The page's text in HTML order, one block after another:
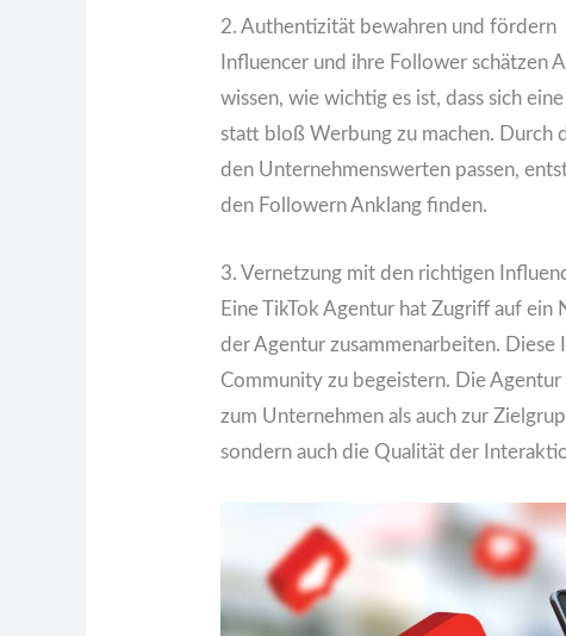
2. Authentizität bewahren und fördern
Influencer und ihre Follower schätzen
wissen, wie wichtig es ist, dass sich
statt bloß Werbung zu machen. Durch
den Unternehmenswerten passen,
den Followern Anklang finden.
3. Vernetzung mit den richtigen
Eine TikTok Agentur hat Zugriff auf
der Agentur zusammenarbeiten.
Community zu begeistern. Die
zum Unternehmen als auch zur
sondern auch die Qualität der